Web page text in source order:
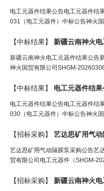
电工元器件结果公告电工元器件结
031（电工元器件）中标公告神火
【中标结果】 新疆云南神火
新疆云南神火电工元器件结果公告
神火国贸有限公司SHGM-
【中标结果】 电工元器件结果
电工元器件结果公告电工元器件结
030（电工元器件）中标公告神火
【招标采购】 艺达思矿用气
艺达思矿用气动隔膜泵采购公告艺
贸有限公司电工元器件（SHGM-
【招标采购】 新疆云南神火